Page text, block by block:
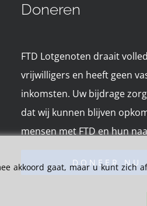
Doneren
FTD Lotgenoten draait
vrijwilligers en heeft geen
inkomsten. Uw bijdrage
dat wij kunnen blijven
mensen met FTD en hun
DONEER NU
akkoord gaat, maar u kunt zich